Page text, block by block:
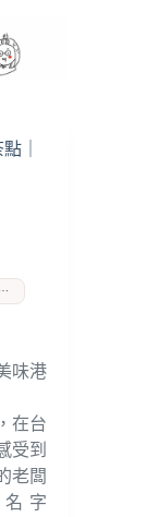
｜
味港
在台
受到
老闆
字